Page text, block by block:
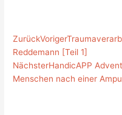
ZurückVoriger
Reddemann [Teil 1]
NächsterHandicAPP
Menschen nach einer